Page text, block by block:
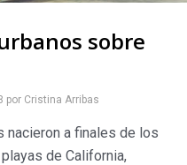
sobre
por Cristina Arribas
nacieron a finales de los
de California,